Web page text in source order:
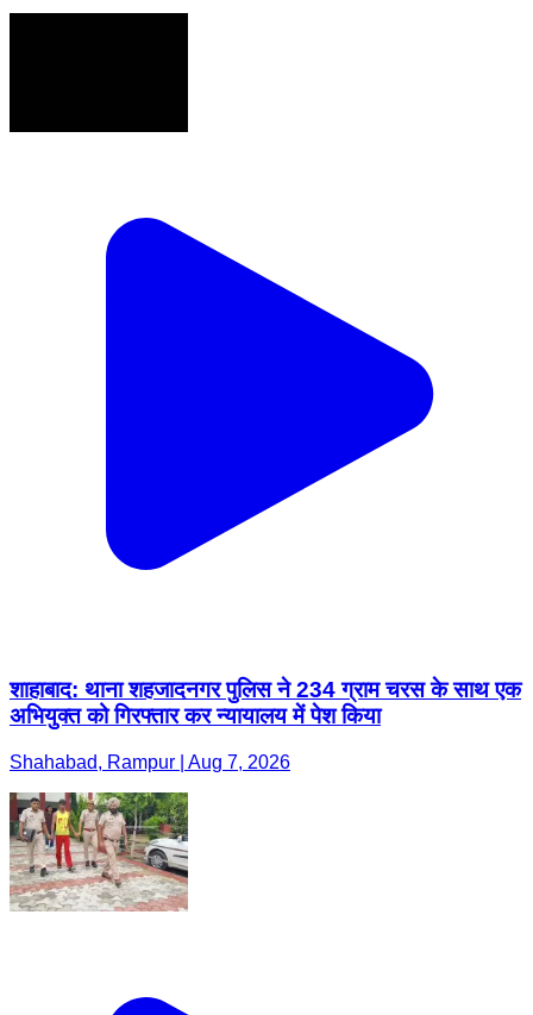
शाहाबाद: थाना शहजादनगर पुलिस ने 234 ग्राम चरस के साथ एक
अभियुक्त को गिरफ्तार कर न्यायालय में पेश किया
Shahabad, Rampur | Aug 7, 2026